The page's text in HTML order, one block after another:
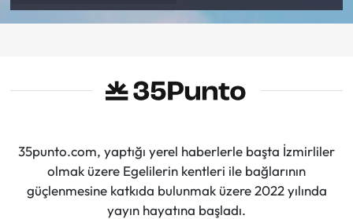
35punto.com, yaptığı yerel haberlerle başta İzmirliler
olmak üzere Egelilerin kentleri ile bağlarının
güçlenmesine katkıda bulunmak üzere 2022 yılında
yayın hayatına başladı.